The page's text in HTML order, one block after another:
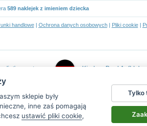
589 naklejek z imieniem dziecka
handlowe| Ochrona danych osobowych| Pliki cookie|
dieťa v aute Kind an Bord Aufkleber
sklepie były
inne zaś pomagają
ustawić pliki cookie,
Tylko